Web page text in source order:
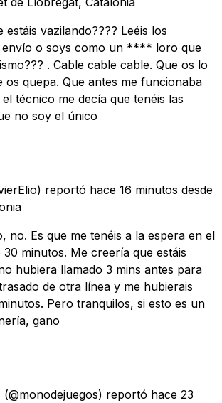
estáis vazilando???? Leéis los
envío o soys como un **** loro que
. Cable cable cable. Que os lo
os quepa. Que antes me funcionaba
técnico me decía que tenéis las
no soy el único
reportó hace 16 minutos desde
no. Es que me tenéis a la espera en el
30 minutos. Me creería que estáis
hubiera llamado 3 mins antes para
de otra línea y me hubierais
Pero tranquilos, si esto es un
gano
(@monodejuegos) reportó hace 23